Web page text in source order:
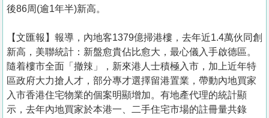
後86周(逾1年半)新高。
【文匯報】報導，內地客1379億掃港樓，去年近1.4萬伙同創
新高，美聯統計：新盤愈貴佔比愈大，最心儀入手啟德區。
隨着樓市全面「撤辣」，新來港人士積極入市，加上近年特
區政府大力搶人才，部分專才選擇留港置業，帶動內地買家
入市香港住宅物業的個案明顯增加。有地產代理的統計顯
示，去年內地買家於本港一、二手住宅市場的註冊量共錄